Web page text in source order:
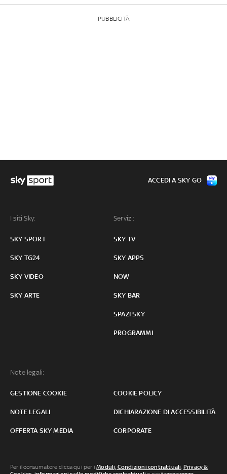
PUBBLICITÀ
I siti Sky:
SKY SPORT
SKY TG24
SKY VIDEO
SKY ARTE
Servizi:
SKY TV
SKY APPS
NOW
SKY BAR
SPAZI SKY
PROGRAMMI
Note legali:
GESTIONE COOKIE COOKIE POLICY
NOTE LEGALI DICHIARAZIONE DI ACCESSIBILITÀ
OFFERTA SKY MEDIA CORPORATE
ACCEDI A SKY GO
Per il consumatore clicca qui per iModuli, Condizioni contrattuali Privacy &